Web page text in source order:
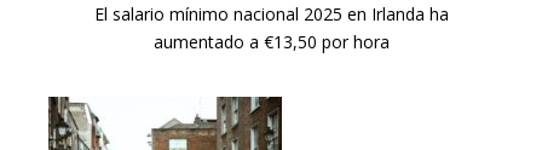
El salario mínimo nacional 2025 en Irlanda ha
aumentado a €13,50 por hora